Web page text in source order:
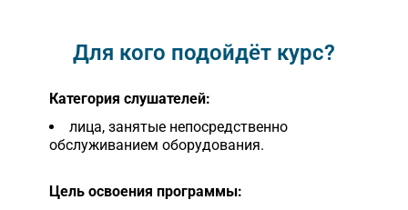
Для кого подойдёт курс?
Категория слушателей:
лица, занятые непосредственно
обслуживанием оборудования.
Цель освоения программы: